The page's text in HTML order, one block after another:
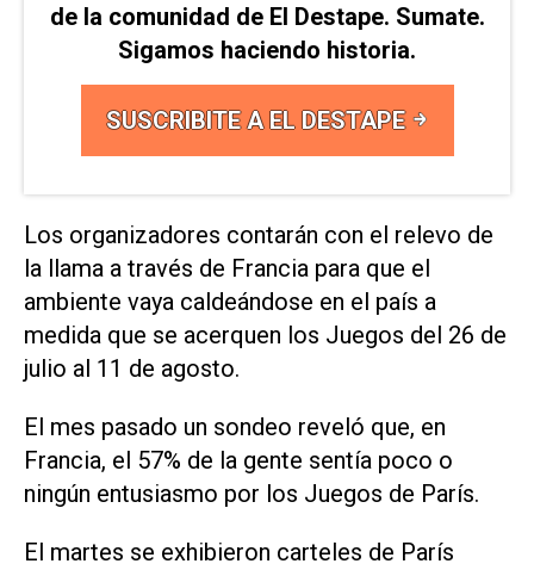
de la comunidad de El Destape. Sumate.
Sigamos haciendo historia.
SUSCRIBITE A EL DESTAPE
Los organizadores contarán con el relevo de
la llama a través de Francia para que el
ambiente vaya caldeándose en el país a
medida que se acerquen los Juegos del 26 de
julio al 11 de agosto.
El mes pasado un sondeo reveló que, en
Francia, el 57% de la gente sentía poco o
ningún entusiasmo por los Juegos de París.
El martes se exhibieron carteles de París